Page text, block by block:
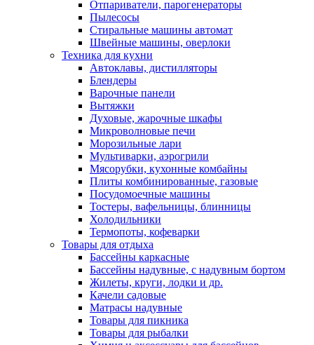
Отпариватели, парогенераторы
Пылесосы
Стиральные машины автомат
Швейные машины, оверлоки
Техника для кухни
Автоклавы, дистилляторы
Блендеры
Варочные панели
Вытяжки
Духовые, жарочные шкафы
Микроволновые печи
Морозильные лари
Мультиварки, аэрогрили
Мясорубки, кухонные комбайны
Плиты комбинированные, газовые
Посудомоечные машины
Тостеры, вафельницы, блинницы
Холодильники
Термопоты, кофеварки
Товары для отдыха
Бассейны каркасные
Бассейны надувные, с надувным бортом
Жилеты, круги, лодки и др.
Качели садовые
Матрасы надувные
Товары для пикника
Товары для рыбалки